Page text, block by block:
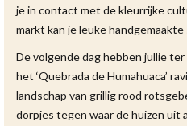
je in contact met de kleurrijke
markt kan je leuke
De volgende dag hebben jullie
het ‘Quebrada de Humahuaca’
landschap van grillig rood
dorpjes tegen waar de huizen uit